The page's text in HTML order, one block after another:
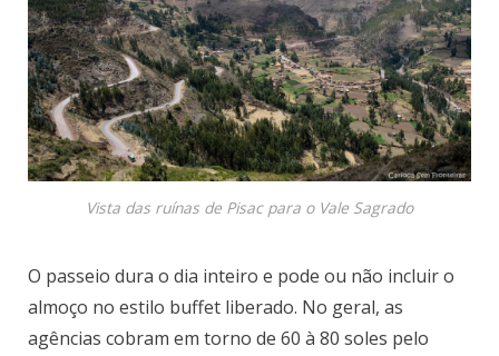
Vista das ruínas de Pisac para o Vale Sagrado
O passeio dura o dia inteiro e pode ou não incluir o
almoço no estilo buffet liberado. No geral, as
agências cobram em torno de 60 à 80 soles pelo